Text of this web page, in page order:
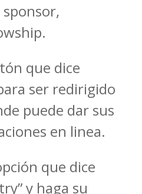
que dice
ser redirigido
puede dar sus
en linea.
que dice
y haga su